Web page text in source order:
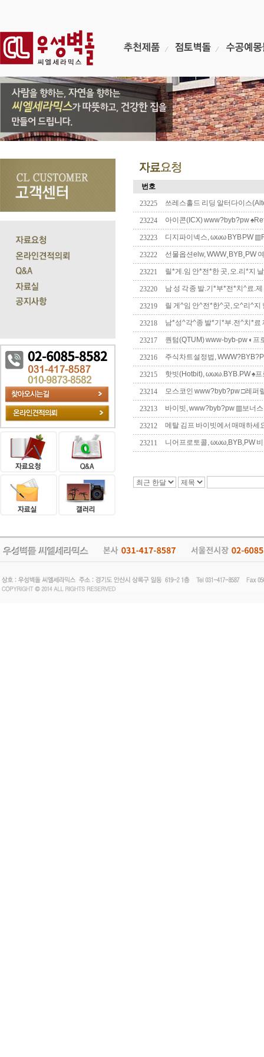
번호
23225 쓰레스홀드 리딩 알터다이스
23224 아이콘(ICX) www?byb?pw
23223 디지파이넥스, ωωω BYB PW
23222 선물옵션elw, WWW¸BYB¸PW
23221 릴*게.임 안*전*한 곳, 오.리*지
23220 남 성 각 종 발.기*부*전*치^료.
23219 릴 게^임 안^전*한^곳, 오^리^
23218 남*성^각^종 발*기*부.전^치*료
23217 퀀텀(QTUM) www-byb-pw ◐프
23216 주식차트설정법,
23215 핫빗(Hotbit), ωωω.BYB.PW ♠프
23214 모스코인 www?byb?pw □레퍼
23213 바이빗, www?byb?pw ▥보너
23212 메탈 김프 바이빗에서 매매하세
23211 니어프로토콜, ωωω,BYB,PW